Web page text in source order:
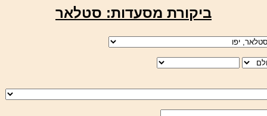
ביקורת מסעדות: סטלאר